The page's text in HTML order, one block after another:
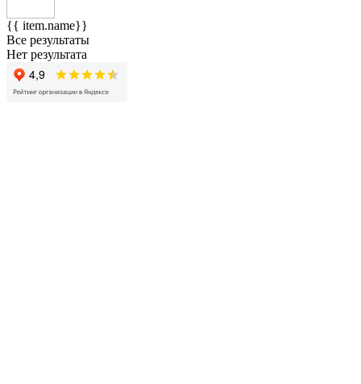
{{ item.name}}
Все результаты
Нет результата